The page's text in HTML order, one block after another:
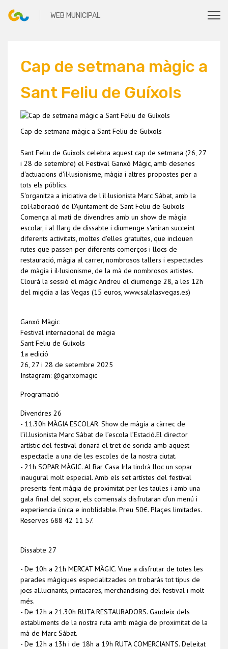
Cap de setmana màgic a
Sant Feliu de Guíxols
Cap de setmana màgic a Sant Feliu de Guíxols
Sant Feliu de Guíxols celebra aquest cap de setmana (26, 27
i 28 de setembre) el Festival Ganxó Màgic, amb desenes
d'actuacions d'il·lusionisme, màgia i altres propostes per a
tots els públics.
S'organitza a iniciativa de l'il·lusionista Marc Sàbat, amb la
col·laboració de l'Ajuntament de Sant Feliu de Guíxols
Comença al matí de divendres amb un show de màgia
escolar, i al llarg de dissabte i diumenge s'aniran succeint
diferents activitats, moltes d'elles gratuïtes, que inclouen
rutes que passen per diferents comerços i llocs de
restauració, màgia al carrer, nombrosos tallers i espectacles
de màgia i il·lusionisme, de la mà de nombrosos artistes.
Clourà la sessió el màgic Andreu el diumenge 28, a les 12h
del migdia a las Vegas (15 euros, www.salalasvegas.es)
Ganxó Màgic
Festival internacional de màgia
Sant Feliu de Guíxols
1a edició
26, 27 i 28 de setembre 2025
Instagram: @ganxomagic
Programació
Divendres 26
- 11.30h MÀGIA ESCOLAR. Show de màgia a càrrec de
l’il.lusionista Marc Sàbat de l’escola l’Estació.El director
artístic del festival donarà el tret de sorida amb aquest
espectacle a una de les escoles de la nostra ciutat.
- 21h SOPAR MÀGIC. Al Bar Casa Irla tindrà lloc un sopar
inaugural molt especial. Amb els set artístes del festival
presents fent màgia de proximitat per les taules i amb una
gala final del sopar, els comensals disfrutaran d’un menú i
experiencia única e inoblidable. Preu 50€. Plaçes limitades.
Reserves 688 42 11 57.
Dissabte 27
- De 10h a 21h MERCAT MÀGIC. Vine a disfrutar de totes les
parades màgiques especialitzades on trobaràs tot tipus de
jocs al.lucinants, pintacares, merchandising del festival i molt
més.
- De 12h a 21.30h RUTA RESTAURADORS. Gaudeix dels
establiments de la nostra ruta amb màgia de proximitat de la
mà de Marc Sàbat.
- De 12h a 13h i de 18h a 19h RUTA COMERCIANTS. Deleitat